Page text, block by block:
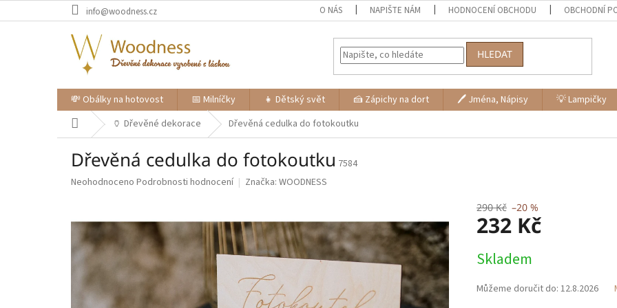
na
info@woodness.cz O NÁS NAPIŠTE NÁM HODNOCENÍ OBCHODU OBCHODNÍ
HLEDAT
💸 Obálky na hotovost 📅 Milníčky 👧 Dětský svět 🍰 Zápichy na dort 🖊 Jména, Nápisy 💡 Lampičky
Domů
🏺 Dřevěné dekorace Dřevěná cedulka do fotokoutku
Dřevěná cedulka do fotokoutku 7584
Průměrné
je
Neohodnoceno Podrobnosti hodnocení Značka: WOODNESS
290 Kč –20 %
232 Kč
cena:
Skladem
Můžeme doručit do: 12.8.2026